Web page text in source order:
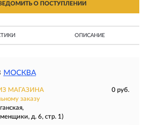
О ПОСТУПЛЕНИИ
ОПИСАНИЕ
МОСКВА
МАГАЗИНА
0 руб.
заказу
д. 6, стр. 1)